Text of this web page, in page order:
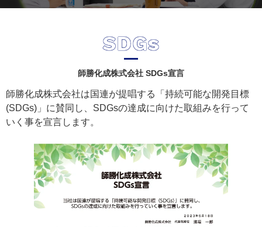
SDGs
師勝化成株式会社 SDGs宣言
師勝化成株式会社は国連が提唱する「持続可能な開発目標
(SDGs)」に賛同し、SDGsの達成に向けた取組みを行って
いく事を宣言します。